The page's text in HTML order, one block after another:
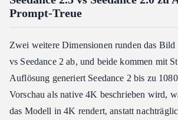
Prompt-Treue
Zwei weitere Dimensionen runden das Bild
vs Seedance 2 ab, und beide kommen mit
Auflösung generiert Seedance 2 bis zu
Vorschau als native 4K beschrieben wird,
das Modell in 4K rendert, anstatt